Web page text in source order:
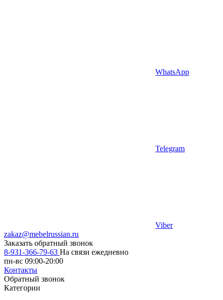
WhatsApp
Telegram
Viber
zakaz@mebelrussian.ru
Заказать обратный звонок
8-931-366-79-63 На связи ежедневно
пн-вс 09:00-20:00
Контакты
Обратный звонок
Категории